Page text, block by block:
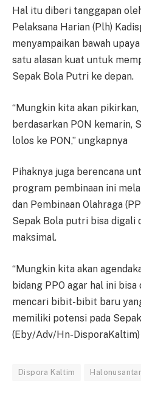
Hal itu diberi tanggapan
Pelaksana Harian (Plh)
menyampaikan bawah
satu alasan kuat untuk
Sepak Bola Putri ke depan.
“Mungkin kita akan
berdasarkan PON
lolos ke PON,” ungkapnya
Pihaknya juga berencana
program pembinaan ini
dan Pembinaan Olahraga
Sepak Bola putri bisa digali
maksimal.
“Mungkin kita akan
bidang PPO agar hal ini
mencari bibit-bibit baru
memiliki potensi pada
(Eby/Adv/Hn-DisporaKaltim)
Dispora Kaltim